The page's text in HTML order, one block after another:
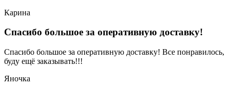
Карина
Спасибо большое за оперативную доставку!
Спасибо большое за оперативную доставку! Все понравилось,
буду ещё заказывать!!!
Яночка